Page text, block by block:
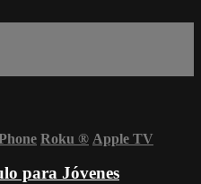
Roku ® Apple TV
para Jóvenes